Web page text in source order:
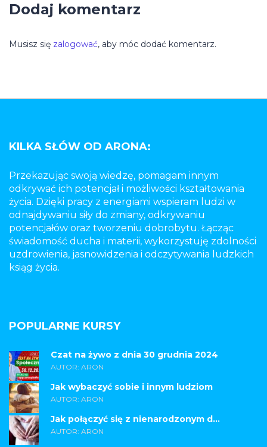
Dodaj komentarz
Musisz się zalogować, aby móc dodać komentarz.
KILKA SŁÓW OD ARONA:
Przekazując swoją wiedzę, pomagam innym
odkrywać ich potencjał i możliwości kształtowania
życia. Dzięki pracy z energiami wspieram ludzi w
odnajdywaniu siły do zmiany, odkrywaniu
potencjałów oraz tworzeniu dobrobytu. Łącząc
świadomość ducha i materii, wykorzystuję zdolności
uzdrowienia, jasnowidzenia i odczytywania ludzkich
ksiąg życia.
POPULARNE KURSY
Czat na żywo z dnia 30 grudnia 2024
AUTOR: ARON
Jak wybaczyć sobie i innym ludziom
AUTOR: ARON
Jak połączyć się z nienarodzonym d...
AUTOR: ARON